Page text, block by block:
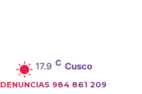
17.9 C Cusco
DENUNCIAS 984 861 209